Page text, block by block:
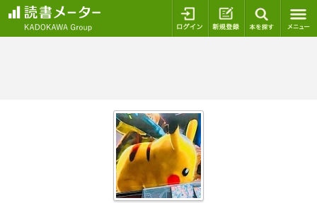
ログイン 新規登録